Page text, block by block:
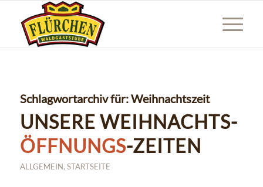
Schlagwortarchiv für:Weihnachtszeit
UNSERE WEIHNACHTS-
ÖFFNUNGS-ZEITEN
ALLGEMEIN, STARTSEITE